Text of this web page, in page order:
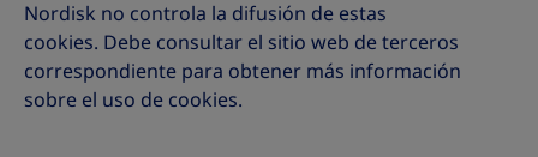
Nordisk no controla la difusión de estas
cookies. Debe consultar el sitio web de terceros
correspondiente para obtener más información
sobre el uso de cookies.